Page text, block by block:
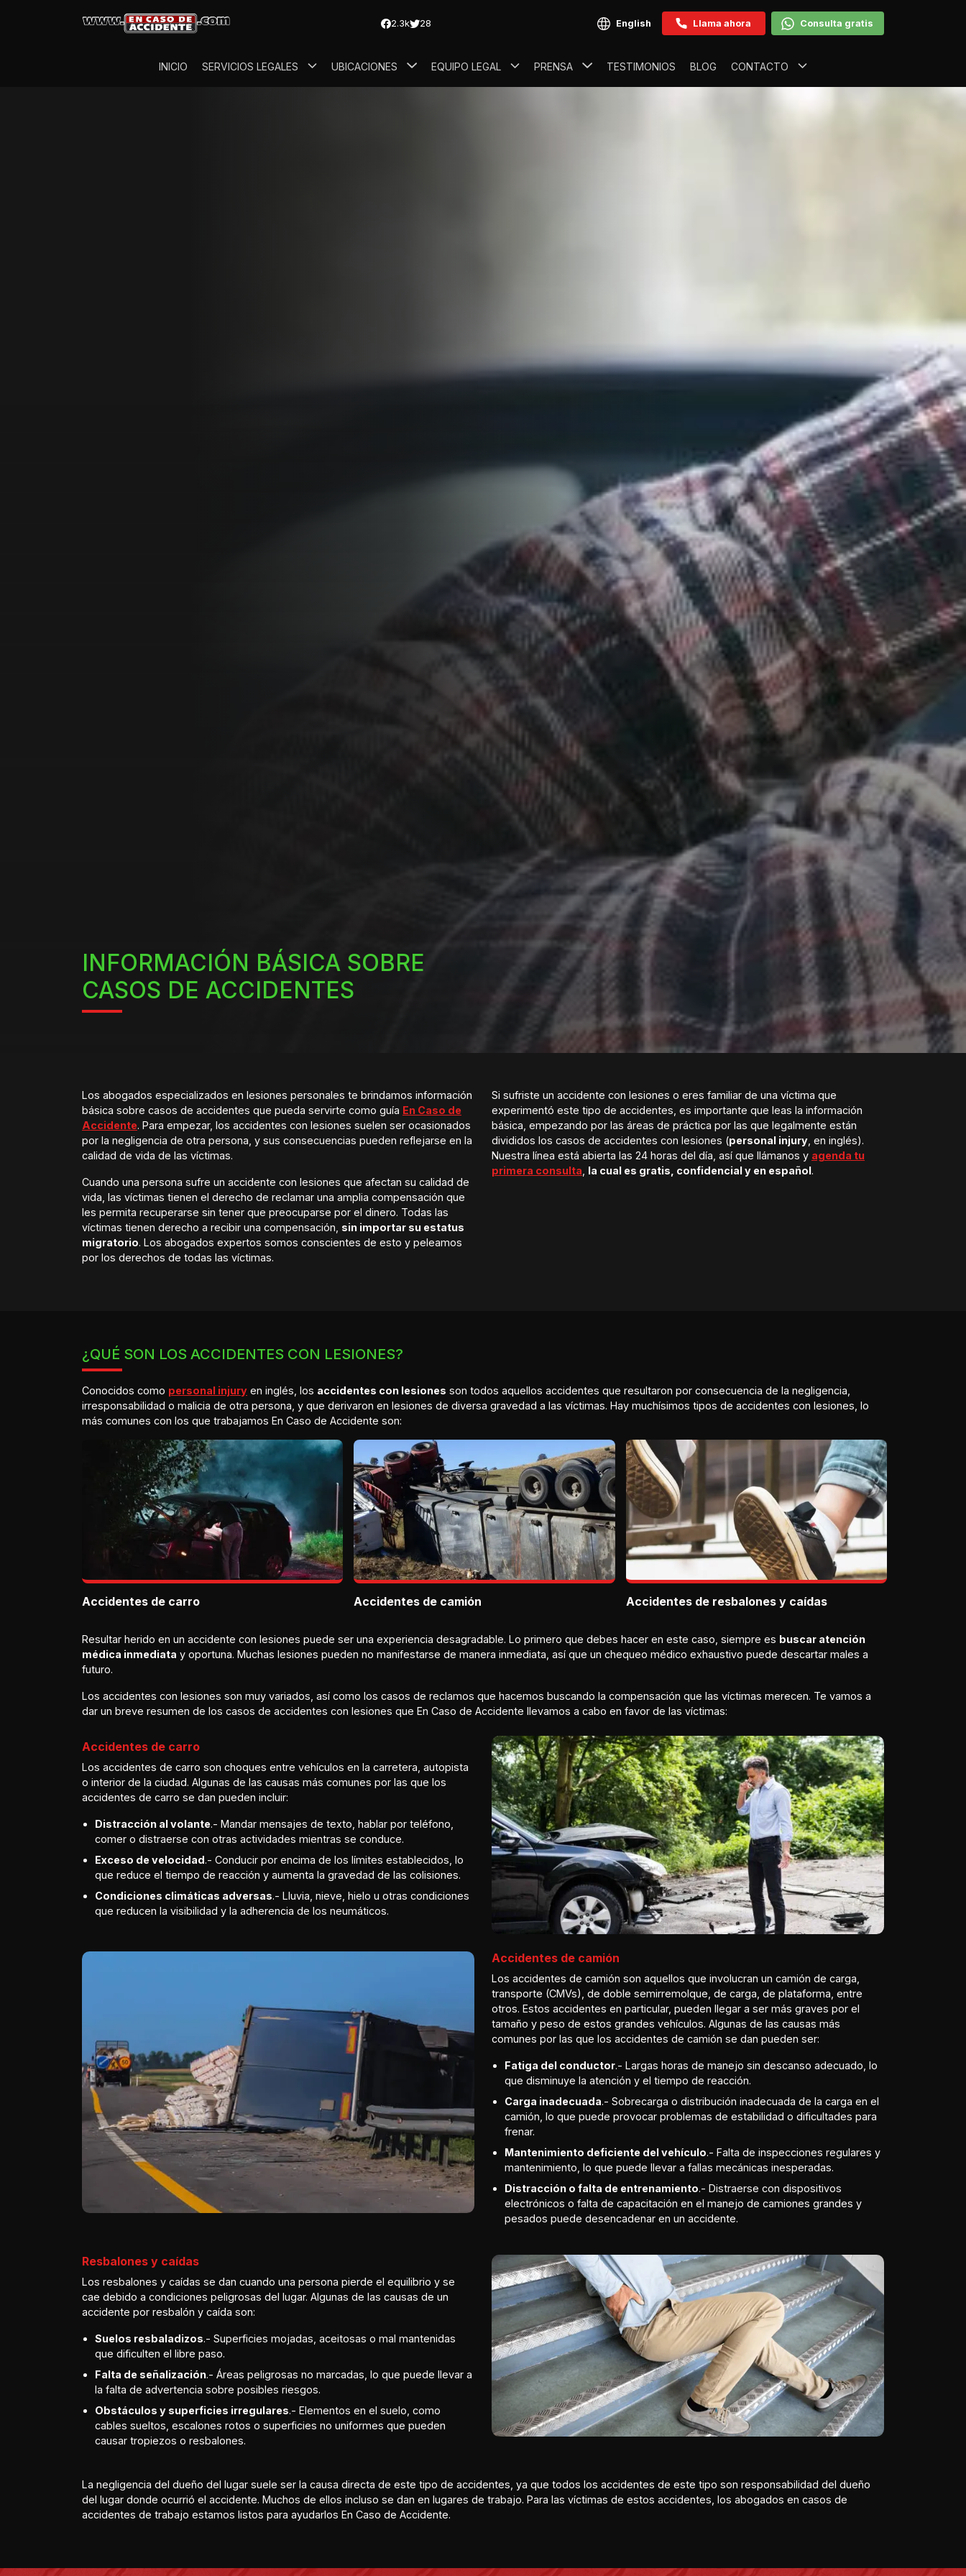
English Llama ahora Consulta gratis
INICIO SERVICIOS LEGALES UBICACIONES EQUIPO LEGAL PRENSA TESTIMONIOS BLOG CONTACTO
INFORMACIÓN BÁSICA SOBRE
CASOS DE ACCIDENTES
Los abogados especializados en lesiones personales te brindamos información
básica sobre casos de accidentes que pueda servirte como guía En Caso de
Accidente. Para empezar, los accidentes con lesiones suelen ser ocasionados
por la negligencia de otra persona, y sus consecuencias pueden reflejarse en la
calidad de vida de las víctimas.
Cuando una persona sufre un accidente con lesiones que afectan su calidad de
vida, las víctimas tienen el derecho de reclamar una amplia compensación que
les permita recuperarse sin tener que preocuparse por el dinero. Todas las
víctimas tienen derecho a recibir una compensación, sin importar su estatus
migratorio. Los abogados expertos somos conscientes de esto y peleamos
por los derechos de todas las víctimas.
Si sufriste un accidente con lesiones o eres familiar de una víctima que
experimentó este tipo de accidentes, es importante que leas la información
básica, empezando por las áreas de práctica por las que legalmente están
divididos los casos de accidentes con lesiones (personal injury , en inglés).
Nuestra línea está abierta las 24 horas del día, así que llámanos y agenda tu
primera consulta la cual es gratis, confidencial y en español.
¿QUÉ SON LOS ACCIDENTES CON LESIONES?
Conocidos como personal injury en inglés, los accidentes con lesiones son todos aquellos accidentes que resultaron por consecuencia de la negligencia,
irresponsabilidad o malicia de otra persona, y que derivaron en lesiones de diversa gravedad a las víctimas. Hay muchísimos tipos de accidentes con lesiones, lo
más comunes con los que trabajamos En Caso de Accidente son:
Accidentes de carro Accidentes de camión Accidentes de resbalones y caídas
Resultar herido en un accidente con lesiones puede ser una experiencia desagradable. Lo primero que debes hacer en este caso, siempre es buscar atención
médica inmediata y oportuna. Muchas lesiones pueden no manifestarse de manera inmediata, así que un chequeo médico exhaustivo puede descartar males a
futuro.
Los accidentes con lesiones son muy variados, así como los casos de reclamos que hacemos buscando la compensación que las víctimas merecen. Te vamos a
dar un breve resumen de los casos de accidentes con lesiones que En Caso de Accidente llevamos a cabo en favor de las víctimas:
Accidentes de carro
Los accidentes de carro son choques entre vehículos en la carretera, autopista
o interior de la ciudad. Algunas de las causas más comunes por las que los
accidentes de carro se dan pueden incluir:
Distracción al volante.- Mandar mensajes de texto, hablar por teléfono,
comer o distraerse con otras actividades mientras se conduce.
Exceso de velocidad.- Conducir por encima de los límites establecidos, lo
que reduce el tiempo de reacción y aumenta la gravedad de las colisiones.
Condiciones climáticas adversas.- Lluvia, nieve, hielo u otras condiciones
que reducen la visibilidad y la adherencia de los neumáticos.
Accidentes de camión
Los accidentes de camión son aquellos que involucran un camión de carga,
transporte (CMVs), de doble semirremolque, de carga, de plataforma, entre
otros. Estos accidentes en particular, pueden llegar a ser más graves por el
tamaño y peso de estos grandes vehículos. Algunas de las causas más
comunes por las que los accidentes de camión se dan pueden ser:
Fatiga del conductor.- Largas horas de manejo sin descanso adecuado, lo
que disminuye la atención y el tiempo de reacción.
Carga inadecuada.- Sobrecarga o distribución inadecuada de la carga en el
camión, lo que puede provocar problemas de estabilidad o dificultades para
frenar.
Mantenimiento deficiente del vehículo.- Falta de inspecciones regulares y
mantenimiento, lo que puede llevar a fallas mecánicas inesperadas.
Distracción o falta de entrenamiento.- Distraerse con dispositivos
electrónicos o falta de capacitación en el manejo de camiones grandes y
pesados puede desencadenar en un accidente.
Resbalones y caídas
Los resbalones y caídas se dan cuando una persona pierde el equilibrio y se
cae debido a condiciones peligrosas del lugar. Algunas de las causas de un
accidente por resbalón y caída son:
Suelos resbaladizos.- Superficies mojadas, aceitosas o mal mantenidas
que dificulten el libre paso.
Falta de señalización.- Áreas peligrosas no marcadas, lo que puede llevar a
la falta de advertencia sobre posibles riesgos.
Obstáculos y superficies irregulares.- Elementos en el suelo, como
cables sueltos, escalones rotos o superficies no uniformes que pueden
causar tropiezos o resbalones.
La negligencia del dueño del lugar suele ser la causa directa de este tipo de accidentes, ya que todos los accidentes de este tipo son responsabilidad del dueño
del lugar donde ocurrió el accidente. Muchos de ellos incluso se dan en lugares de trabajo. Para las víctimas de estos accidentes, los abogados en casos de
accidentes de trabajo estamos listos para ayudarlos En Caso de Accidente.